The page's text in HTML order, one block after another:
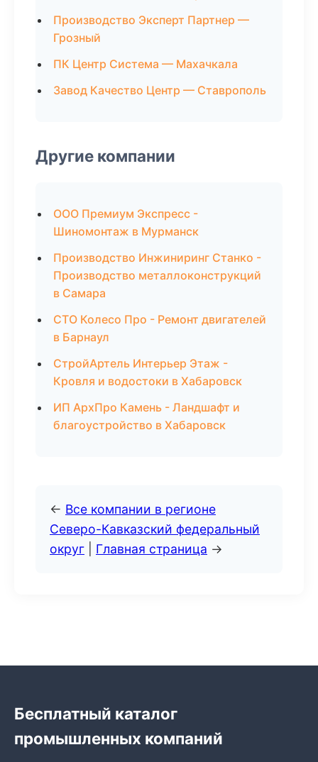
Производство Эксперт Партнер —
Грозный
ПК Центр Система — Махачкала
Завод Качество Центр — Ставрополь
Другие компании
ООО Премиум Экспресс -
Шиномонтаж в Мурманск
Производство Инжиниринг Станко -
Производство металлоконструкций
в Самара
СТО Колесо Про - Ремонт двигателей
в Барнаул
СтройАртель Интерьер Этаж -
Кровля и водостоки в Хабаровск
ИП АрхПро Камень - Ландшафт и
благоустройство в Хабаровск
← Все компании в регионе
Северо-Кавказский федеральный
округ
Главная страница →
Бесплатный каталог
промышленных компаний